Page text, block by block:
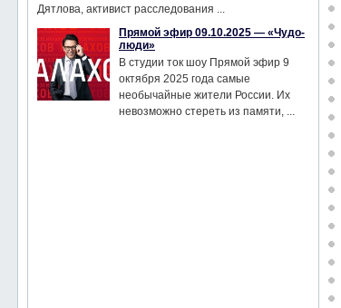
Дятлова, активист расследования ...
Прямой эфир 09.10.2025 — «Чудо-
люди»
В студии ток шоу Прямой эфир 9
октября 2025 года самые
необычайные жители России. Их
невозможно стереть из памяти, ...